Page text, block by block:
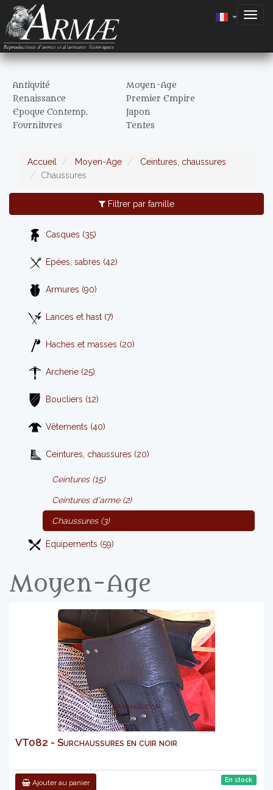
Antiquité
Moyen-Age
Renaissance
Premier Empire
Epoque Contemp.
Japon
Fournitures
Tentes
Accueil Moyen-Age
Ceintures, chaussures
Chaussures
Filtrer par famille
Casques (35)
Epées, sabres (42)
Armures (90)
Lances et hast (7)
Haches et masses (20)
Archerie (25)
Boucliers (12)
Vêtements (40)
Ceintures, chaussures (20)
Ceintures (15)
Ceintures d'arme (2)
Chaussures (3)
Equipements (59)
Moyen-Age
VT082 - Surchaussures en cuir noir
Ajouter au panier En stock